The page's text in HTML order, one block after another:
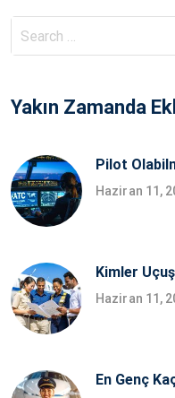
Search
for:
Yakın Zamanda
Pilot
Haziran 11,
Kimler
Haziran 11,
En Genç